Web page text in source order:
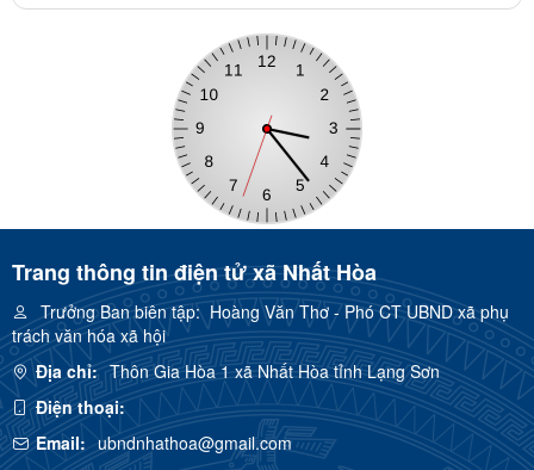
Trang thông tin điện tử xã Nhất Hòa
Trưởng Ban biên tập:Hoàng Văn Thơ - Phó CT UBND xã phụ
trách văn hóa xã hội
Địa chỉ: Thôn Gia Hòa 1 xã Nhất Hòa tỉnh Lạng Sơn
Điện thoại:
Email: ubndnhathoa@gmail.com